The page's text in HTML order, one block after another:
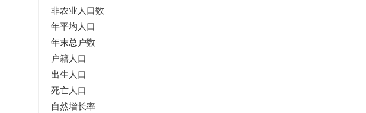
非农业人口数
年平均人口
年末总户数
户籍人口
出生人口
死亡人口
自然增长率